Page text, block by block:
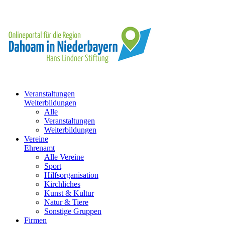
Veranstaltungen
Weiterbildungen
Alle
Veranstaltungen
Weiterbildungen
Vereine
Ehrenamt
Alle Vereine
Sport
Hilfsorganisation
Kirchliches
Kunst & Kultur
Natur & Tiere
Sonstige Gruppen
Firmen